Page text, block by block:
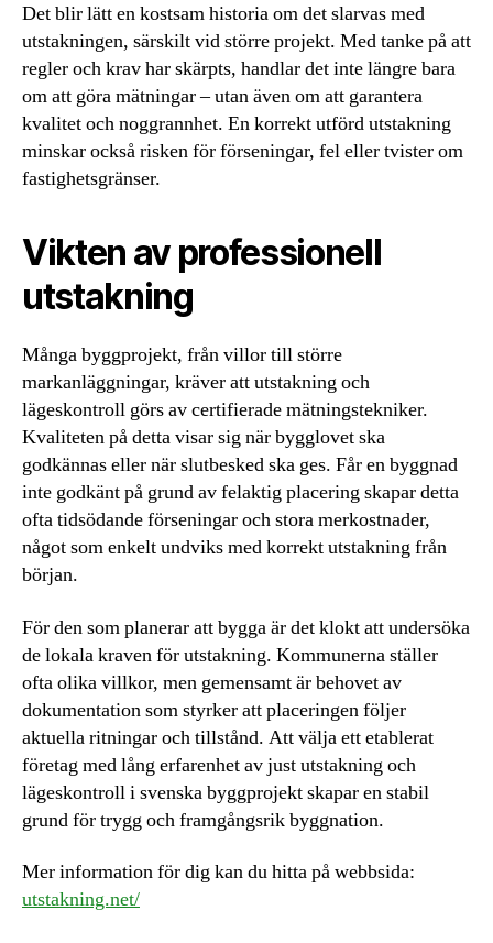
Det blir lätt en kostsam historia om det slarvas med
utstakningen, särskilt vid större projekt. Med tanke på att
regler och krav har skärpts, handlar det inte längre bara
om att göra mätningar – utan även om att garantera
kvalitet och noggrannhet. En korrekt utförd utstakning
minskar också risken för förseningar, fel eller tvister om
fastighetsgränser.
Vikten av professionell
utstakning
Många byggprojekt, från villor till större
markanläggningar, kräver att utstakning och
lägeskontroll görs av certifierade mätningstekniker.
Kvaliteten på detta visar sig när bygglovet ska
godkännas eller när slutbesked ska ges. Får en byggnad
inte godkänt på grund av felaktig placering skapar detta
ofta tidsödande förseningar och stora merkostnader,
något som enkelt undviks med korrekt utstakning från
början.
För den som planerar att bygga är det klokt att undersöka
de lokala kraven för utstakning. Kommunerna ställer
ofta olika villkor, men gemensamt är behovet av
dokumentation som styrker att placeringen följer
aktuella ritningar och tillstånd. Att välja ett etablerat
företag med lång erfarenhet av just utstakning och
lägeskontroll i svenska byggprojekt skapar en stabil
grund för trygg och framgångsrik byggnation.
Mer information för dig kan du hitta på webbsida:
utstakning.net/